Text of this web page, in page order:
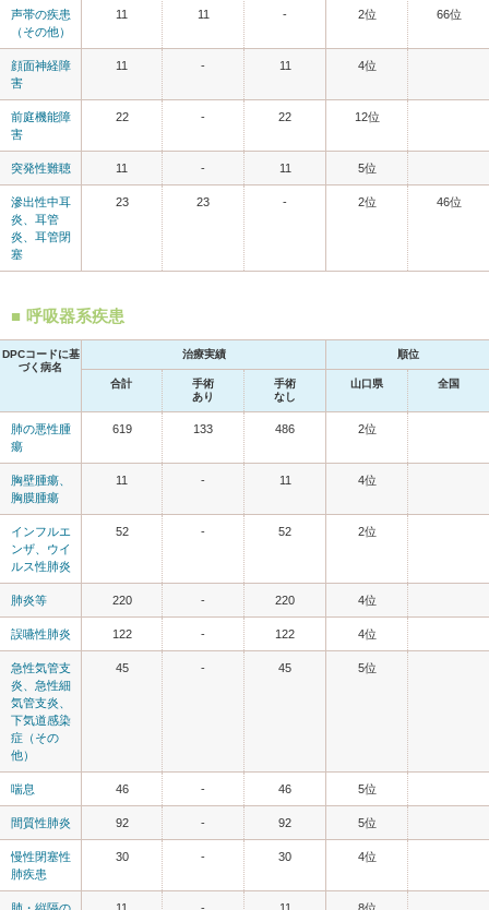
声帯の疾患
（その他）
11 11 - 2位 66位
顔面神経障
害
11 - 11 4位
前庭機能障
害
22 - 22 12位
突発性難聴 11 - 11 5位
滲出性中耳
炎、耳管
炎、耳管閉
塞
23 23 - 2位 46位
呼吸器系疾患
DPCコードに基
づく病名
治療実績 順位
合計
手術
あり
手術
なし
山口県 全国
肺の悪性腫
瘍
619 133 486 2位
胸壁腫瘍、
胸膜腫瘍
11 - 11 4位
インフルエ
ンザ、ウイ
ルス性肺炎
52 - 52 2位
肺炎等 220 - 220 4位
誤嚥性肺炎 122 - 122 4位
急性気管支
炎、急性細
気管支炎、
下気道感染
症（その
他）
45 - 45 5位
喘息 46 - 46 5位
間質性肺炎 92 - 92 5位
慢性閉塞性
肺疾患
30 - 30 4位